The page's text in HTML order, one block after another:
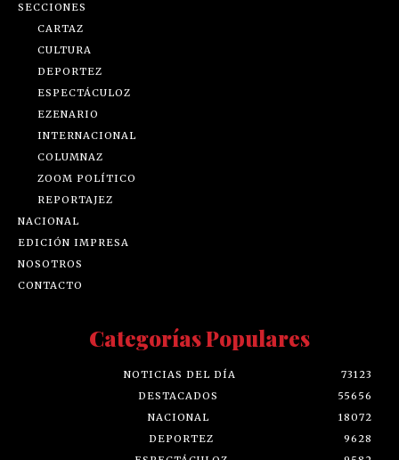
SECCIONES
CARTAZ
CULTURA
DEPORTEZ
ESPECTÁCULOZ
EZENARIO
INTERNACIONAL
COLUMNAZ
ZOOM POLÍTICO
REPORTAJEZ
NACIONAL
EDICIÓN IMPRESA
NOSOTROS
CONTACTO
Categorías Populares
NOTICIAS DEL DÍA
73123
DESTACADOS
55656
NACIONAL
18072
DEPORTEZ
9628